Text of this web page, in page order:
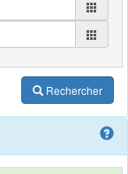
Rechercher